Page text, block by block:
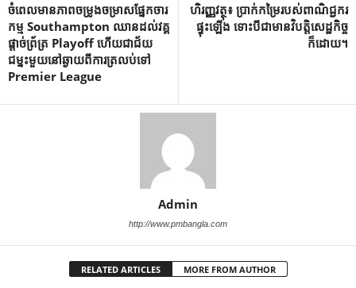
ចំពេលមានភាពចម្រូងចម្រាសផ្នែកចារ
កម្ម Southampton ឈានដល់វគ្គ
ផ្តាច់ព្រ័ត្រ Playoff ហើយជាជ័យ
ជម្នះមួយនៅឆ្ងាយពីការត្រលប់ទៅ
Premier League
ហិរញ្ញវត្ថុ៖ ប្រាក់កម្រៃរបស់ពាណិជ្ជករ
ផ្ទុះឡើង ទោះបីជាមានវិបត្តិសេដ្ឋកិច្ច
ក៏ដោយ។
Admin
http://www.pmbangla.com
RELATED ARTICLES MORE FROM AUTHOR